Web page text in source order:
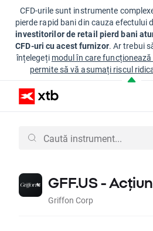
CFD-urile sunt instrumente
pierde rapid bani din cauza efectului
investitorilor de retail pierd bani
CFD-uri cu acest furnizor. Ar trebui
înțelegeți modul în care
permite să vă asumați riscul
GFF.US -
Griffon Corp